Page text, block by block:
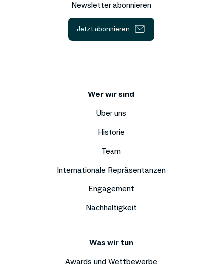
Newsletter abonnieren
Jetzt abonnieren
Wer wir sind
Über uns
Historie
Team
Internationale Repräsentanzen
Engagement
Nachhaltigkeit
Was wir tun
Awards und Wettbewerbe